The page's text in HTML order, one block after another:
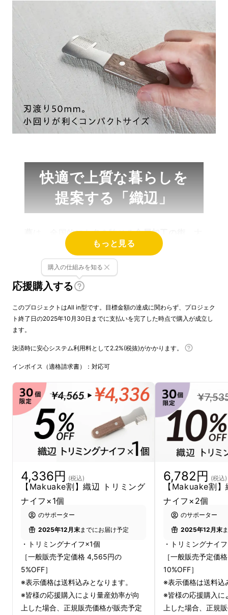
快適で上質な暮らしを
提案する「織辺」
は、全国的にも名を馳せる金属加工の街。
小さまざまな企業が、 デザイン性・機能性に優
れた金属製品を生み出しています。
「織辺（おりべ）」は、食卓用ナイフ製造の実
力メーカー のブランドの一つ。コンセプトは、
マチックな変化ではありませんが、
日常のささ
やかな幸せをサポート するようなナイフをご提
案します。
もっと見る
応援購入する
購入の仕組みを知る
このプロジェクトはAll in型です。目標金額の達成に関わらず、プロジェク
ト終了日の2025年10月30日までに支払いを完了した時点で購入が成立し
ます。
決済時に安心システム利用料として2.2%(税抜)がかかります。
インボイス（適格請求書）：対応可
4,336円 (税込)
【Makuake割】織辺 トリミング
ナイフ×1個
のサポーター
2025年12月末までにお届け予定
・トリミングナイフ×1個
［一般販売予定価格 4,565円の
5%OFF］
※表示価格は送料込みとなります。
※皆様の応援購入により量産効率が向
上した場合、正規販売価格が販売予定
6,782円 (税込)
【Makuake割
ナイフ×2個
のサポーター
2025年12月末
・トリミングナイ
［一般販売予定価
10%OFF］
※表示価格は送料込
※皆様の応援購入に
上した場合、正規